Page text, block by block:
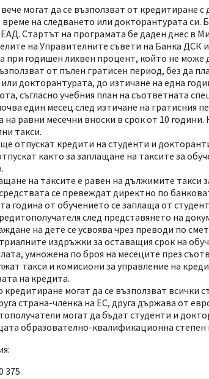
могат да се възползват от кредитиране
на следването или докторантурата
Стартът на програмата бе даден днес в
на Управителните съвети на Банка
при годишен лихвен процент, който не може
от пълен гратисен период, без да
докторантурата, до изтичане на една
съгласно учебния план на съответната
един месец след изтичане на
на равни месечни вноски в срок от 10
такси.
отпускат кредити на студенти и
както за заплащане на таксите за
на таксите е равен на дължимите такси
се превеждат директно по
година от обучението се заплаща от
след представянето на
на дете се усвоява чрез преводи по
издръжки за оставащия срок на
умножена по броя на месеците през
такси и комисиони за управление на
на кредита.
могат да се възползват всички
страна-членка на ЕС, друга държава от
могат да бъдат студенти и
образователно-квалификационна степен
375